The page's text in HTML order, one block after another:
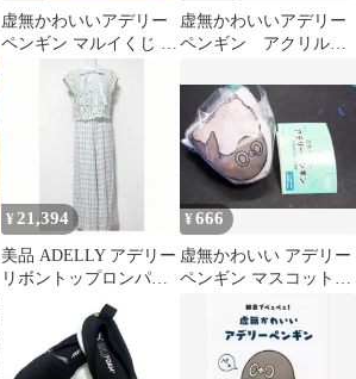
虚無かわいいアデリー
ペンギン マルイくじ ハ
虚無かわいいアデリー
ペンギン アクリルチ
ル オンラインくじ
¥ 21,394
美品 ADELLY アデリー
リボントップロンパー
ス オールインワン
ADL10-382 ホワイトチ
ェック グリーン レディ
ース 古着 中古 USED
¥666
虚無かわいい アデリー
ペンギン マスコットぬ
いぐるみ ノーマル